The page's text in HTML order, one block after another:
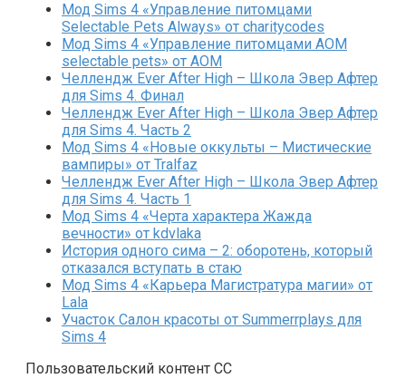
Мод Sims 4 «Управление питомцами
Selectable Pets Always» от charitycodes
Мод Sims 4 «Управление питомцами AOM
selectable pets» от AOM
Челлендж Ever After High – Школа Эвер Афтер
для Sims 4. Финал
Челлендж Ever After High – Школа Эвер Афтер
для Sims 4. Часть 2
Мод Sims 4 «Новые оккульты – Мистические
вампиры» от Tralfaz
Челлендж Ever After High – Школа Эвер Афтер
для Sims 4. Часть 1
Мод Sims 4 «Черта характера Жажда
вечности» от kdvlaka
История одного сима – 2: оборотень, который
отказался вступать в стаю
Мод Sims 4 «Карьера Магистратура магии» от
Lala
Участок Салон красоты от Summerrplays для
Sims 4
Пользовательский контент СС